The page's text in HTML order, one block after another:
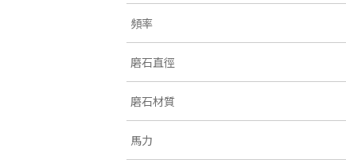
頻率
磨石直徑
磨石材質
馬力